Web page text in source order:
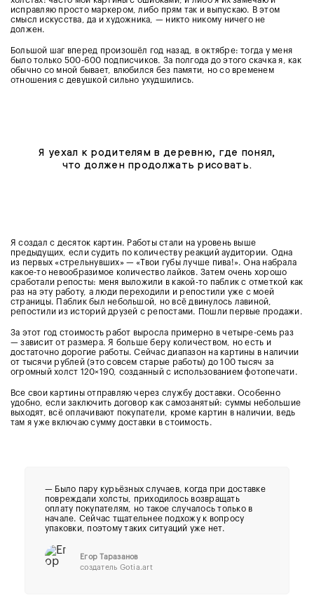
исправляю просто маркером, либо прям так и выпускаю. В этом
смысл искусства, да и художника, — никто никому ничего не
должен.
Большой шаг вперед произошёл год назад, в октябре: тогда у меня
было только 500-600 подписчиков. За полгода до этого скачка я, как
обычно со мной бывает, влюбился без памяти, но со временем
отношения с девушкой сильно ухудшились.
Я уехал к родителям в деревню, где понял,
что должен продолжать рисовать.
Я создал с десяток картин. Работы стали на уровень выше
предыдущих, если судить по количеству реакций аудитории. Одна
из первых «стрельнувших» — «Твои губы лучше пива!». Она набрала
какое-то невообразимое количество лайков. Затем очень хорошо
сработали репосты: меня выложили в какой-то паблик с отметкой как
раз на эту работу, а люди переходили и репостили уже с моей
страницы. Паблик был небольшой, но всё двинулось лавиной,
репостили из историй друзей с репостами. Пошли первые продажи.
За этот год стоимость работ выросла примерно в четыре-семь раз
— зависит от размера. Я больше беру количеством, но есть и
достаточно дорогие работы. Сейчас диапазон на картины в наличии
от тысячи рублей (это совсем старые работы) до 100 тысяч за
огромный холст 120×190, созданный с использованием фотопечати.
Все свои картины отправляю через службу доставки. Особенно
удобно, если заключить договор как самозанятый: суммы небольшие
выходят, всё оплачивают покупатели, кроме картин в наличии, ведь
там я уже включаю сумму доставки в стоимость.
— Было пару курьёзных случаев, когда при доставке
повреждали холсты, приходилось возвращать
оплату покупателям, но такое случалось только в
начале. Сейчас тщательнее подхожу к вопросу
упаковки, поэтому таких ситуаций уже нет.
Егор Таразанов
создатель Gotia.art